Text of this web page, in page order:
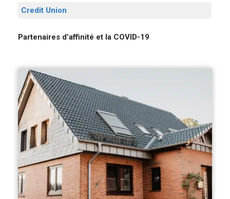
Credit Union
Partenaires d’affinité et la COVID-19